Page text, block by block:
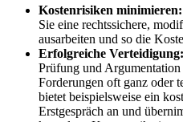
Kostenrisiken minimieren:
Sie eine rechtssichere,
ausarbeiten und so die
Erfolgreiche Verteidigung:
Prüfung und Argumentation
Forderungen oft ganz oder
bietet beispielsweise ein
Erstgespräch an und